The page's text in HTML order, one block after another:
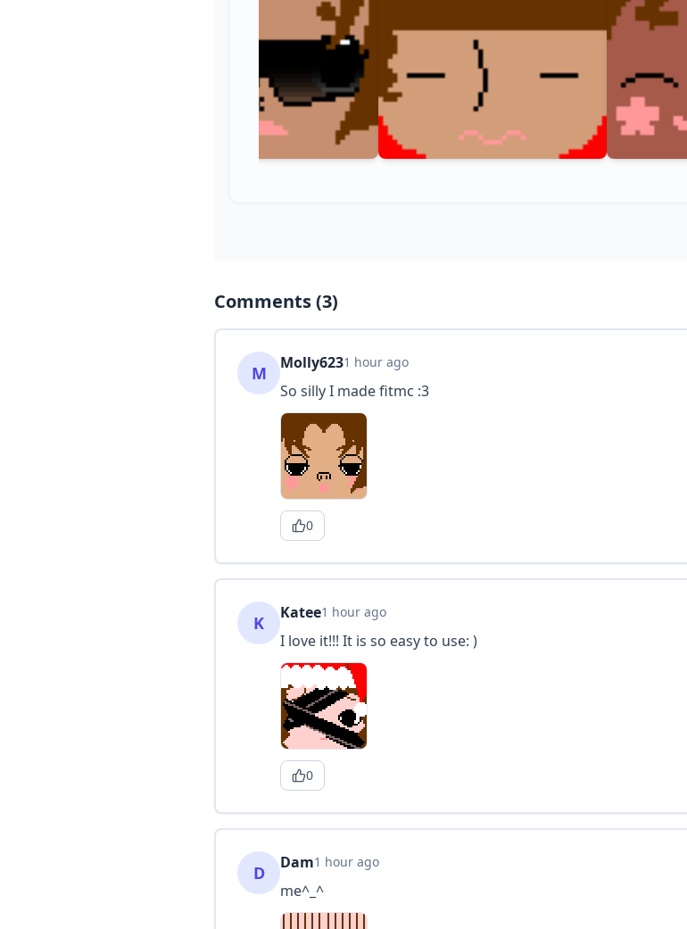
Comments (3)
M Molly6231 hour ago
So silly I made fitmc :3
0
K Katee1 hour ago
I love it!!! It is so easy to use: )
0
D Dam1 hour ago
me^_^